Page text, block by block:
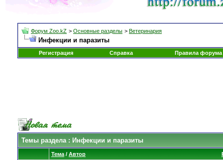
Форум Zoo.kZ > Основные разделы > Ветеринария
Инфекции и паразиты
Регистрация Справка Правила форума
Темы раздела: Инфекции и паразиты
Тема / Автор